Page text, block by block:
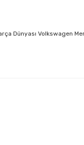
Dünyası Volkswagen